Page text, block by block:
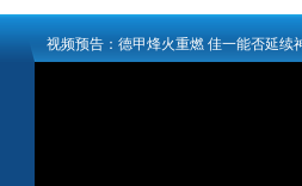
视频预告：德甲烽火重燃 佳一能否延续